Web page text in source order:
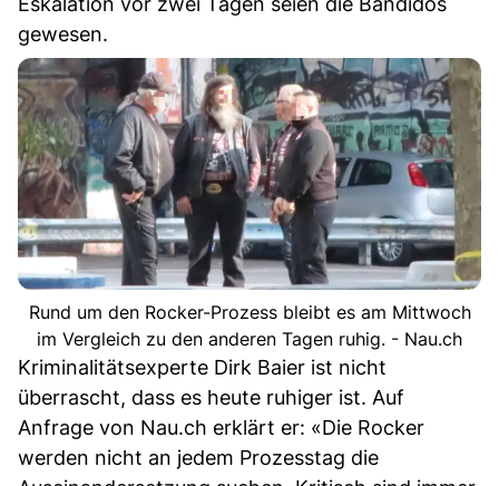
gewesen.
Rund um den Rocker-Prozess bleibt es am Mittwoch
im Vergleich zu den anderen Tagen ruhig. - Nau.ch
Kriminalitätsexperte Dirk Baier ist nicht
überrascht, dass es heute ruhiger ist. Auf
Anfrage von Nau.ch erklärt er: «Die Rocker
werden nicht an jedem Prozesstag die